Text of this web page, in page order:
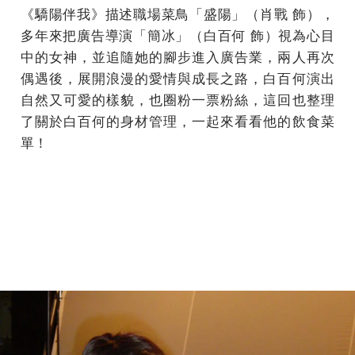
《驕陽伴我》描述職場菜鳥「盛陽」（肖戰 飾），
多年來把廣告導演「簡冰」（白百何 飾）視為心目
中的女神，並追隨她的腳步進入廣告業，兩人再次
偶遇後，展開浪漫的愛情與成長之路，白百何演出
自然又可愛的樣貌，也圈粉一票粉絲，這回也整理
了關於白百何的身材管理，一起來看看他的飲食菜
單！